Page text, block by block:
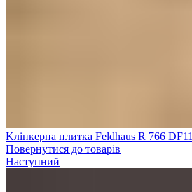
Kлінкерна плитка Feldhaus R 766 DF11
Повернутися до товарів
Наступний